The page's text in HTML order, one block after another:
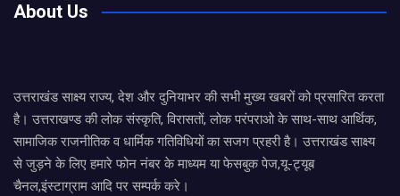
About Us
उत्तराखंड साक्ष्य राज्य, देश और दुनियाभर की सभी मुख्य खबरों को प्रसारित करता
है। उत्तराखण्ड की लोक संस्कृति, विरासतों, लोक परंपराओ के साथ-साथ आर्थिक,
सामाजिक राजनीतिक व धार्मिक गतिविधियों का सजग प्रहरी है। उत्तराखंड साक्ष्य
से जुड़ने के लिए हमारे फोन नंबर के माध्यम या फेसबुक पेज,यू-ट्यूब
चैनल,इंस्टाग्राम आदि पर सम्पर्क करे।